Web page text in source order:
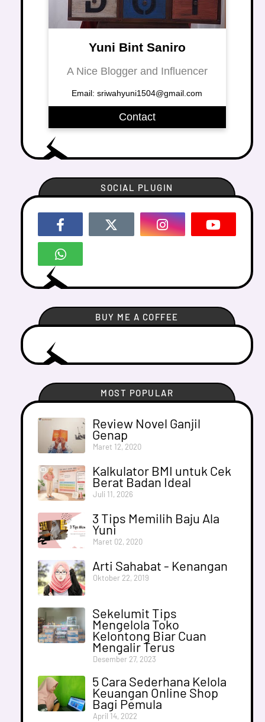
Yuni Bint Saniro
A Nice Blogger and Influencer
Email: sriwahyuni1504@gmail.com
Contact
SOCIAL PLUGIN
BUY ME A COFFEE
MOST POPULAR
Review Novel Ganjil
Genap
Maret 12, 2020
Kalkulator BMI untuk Cek
Berat Badan Ideal
Juli 11, 2026
3 Tips Memilih Baju Ala
Yuni
Maret 02, 2020
Arti Sahabat - Kenangan
Oktober 22, 2019
Sekelumit Tips
Mengelola Toko
Kelontong Biar Cuan
Mengalir Terus
Desember 27, 2023
5 Cara Sederhana Kelola
Keuangan Online Shop
Bagi Pemula
April 14, 2022